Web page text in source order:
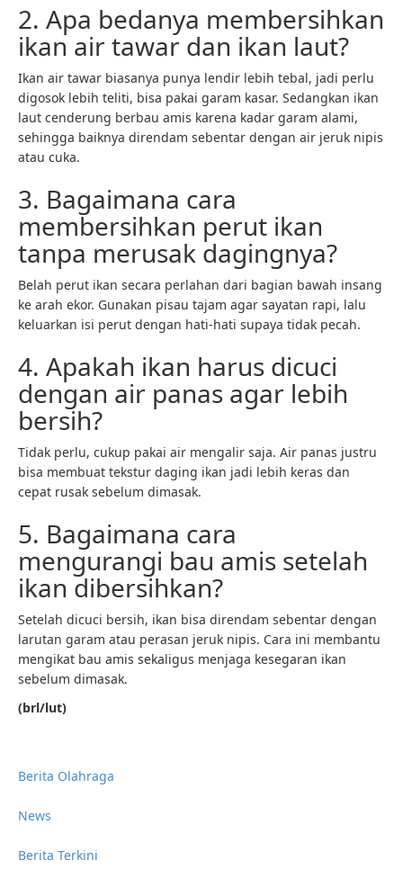
2. Apa bedanya membersihkan
ikan air tawar dan ikan laut?
Ikan air tawar biasanya punya lendir lebih tebal, jadi perlu
digosok lebih teliti, bisa pakai garam kasar. Sedangkan ikan
laut cenderung berbau amis karena kadar garam alami,
sehingga baiknya direndam sebentar dengan air jeruk nipis
atau cuka.
3. Bagaimana cara
membersihkan perut ikan
tanpa merusak dagingnya?
Belah perut ikan secara perlahan dari bagian bawah insang
ke arah ekor. Gunakan pisau tajam agar sayatan rapi, lalu
keluarkan isi perut dengan hati-hati supaya tidak pecah.
4. Apakah ikan harus dicuci
dengan air panas agar lebih
bersih?
Tidak perlu, cukup pakai air mengalir saja. Air panas justru
bisa membuat tekstur daging ikan jadi lebih keras dan
cepat rusak sebelum dimasak.
5. Bagaimana cara
mengurangi bau amis setelah
ikan dibersihkan?
Setelah dicuci bersih, ikan bisa direndam sebentar dengan
larutan garam atau perasan jeruk nipis. Cara ini membantu
mengikat bau amis sekaligus menjaga kesegaran ikan
sebelum dimasak.
(brl/lut)
Berita Olahraga
News
Berita Terkini